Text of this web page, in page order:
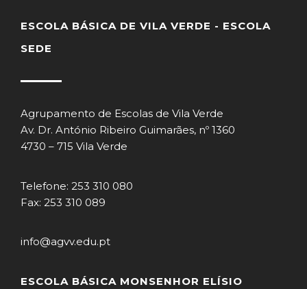
ESCOLA BÁSICA DE VILA VERDE - ESCOLA
SEDE
Agrupamento de Escolas de Vila Verde
Av. Dr. António Ribeiro Guimarães, nº 1360
4730 – 715 Vila Verde
Telefone: 253 310 080
Fax: 253 310 089
info@agvv.edu.pt
ESCOLA BÁSICA MONSENHOR ELÍSIO